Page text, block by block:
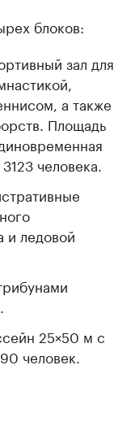
блоков:
зал для
а также
Площадь
человека.
и ледовой
25×50 м с
человек.